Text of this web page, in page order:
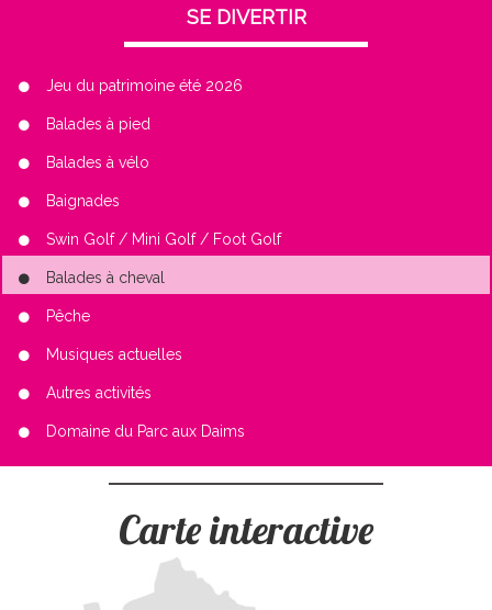
SE DIVERTIR
Jeu du patrimoine été 2026
Balades à pied
Balades à vélo
Baignades
Swin Golf / Mini Golf / Foot Golf
Balades à cheval
Pêche
Musiques actuelles
Autres activités
Domaine du Parc aux Daims
Carte interactive